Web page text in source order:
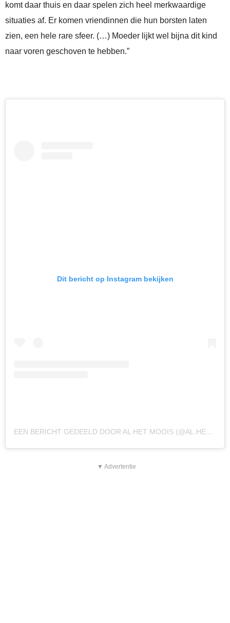
komt daar thuis en daar spelen zich heel merkwaardige
situaties af. Er komen vriendinnen die hun borsten laten
zien, een hele rare sfeer. (…) Moeder lijkt wel bijna dit kind
naar voren geschoven te hebben.”
Dit bericht op Instagram bekijken
EEN BERICHT GEDEELD DOOR AL HET MOOIS (@AL.HET.MOOIS)
▼ Advertentie